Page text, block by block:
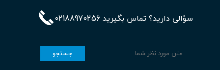
سؤالی دارید؟ تماس بگیرید 02188970256
جستجو